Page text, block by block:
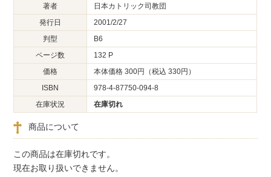
著者
日本カトリック司教団
発行日
2001/2/27
判型
B6
ページ数
132 P
価格
本体価格 300円（税込 330円）
ISBN
978-4-87750-094-8
在庫状況
在庫切れ
商品について
この商品は在庫切れです。
現在お取り扱いできません。